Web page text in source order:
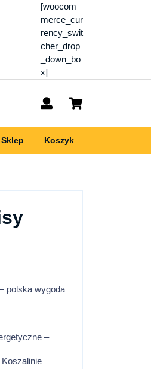
[woocom
merce_cur
rency_swit
cher_drop
_down_bo
x]
My
Sklep Koszyk
polska wygoda
–
Koszalinie